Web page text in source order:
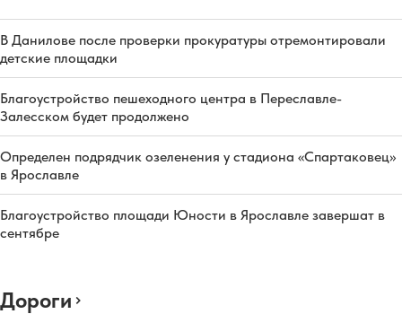
В Данилове после проверки прокуратуры отремонтировали
детские площадки
Благоустройство пешеходного центра в Переславле-
Залесском будет продолжено
Определен подрядчик озеленения у стадиона «Спартаковец»
в Ярославле
Благоустройство площади Юности в Ярославле завершат в
сентябре
Дороги